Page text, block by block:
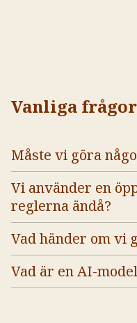
Vanliga
Måste vi göra
Vi använder en
reglerna ändå?
Vad händer om vi
Vad är en AI-